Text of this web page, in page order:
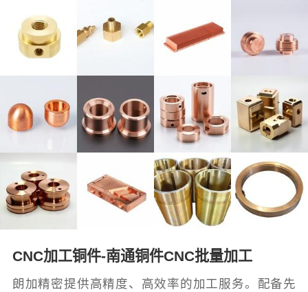
CNC加工铜件-南通铜件CNC批量加工
朗加精密提供高精度、高效率的加工服务。配备先